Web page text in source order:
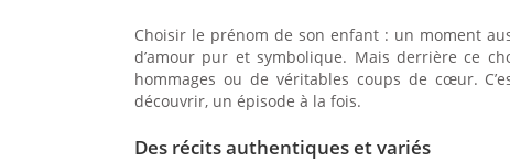
Choisir le prénom de son enfant : un moment
d’amour pur et symbolique. Mais derrière ce
hommages ou de véritables coups de cœur.
découvrir, un épisode à la fois.
Des récits authentiques et variés